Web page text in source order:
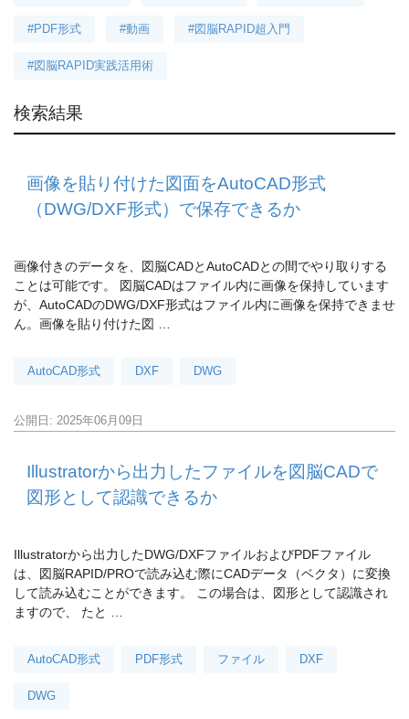
#PDF形式 #動画 #図脳RAPID超入門
#図脳RAPID実践活用術
検索結果
画像を貼り付けた図面をAutoCAD形式
（DWG/DXF形式）で保存できるか
画像付きのデータを、図脳CADとAutoCADとの間でやり取りする
ことは可能です。 図脳CADはファイル内に画像を保持しています
が、AutoCADのDWG/DXF形式はファイル内に画像を保持できませ
ん。画像を貼り付けた図 …
AutoCAD形式 DXF DWG
公開日: 2025年06月09日
Illustratorから出力したファイルを図脳CADで
図形として認識できるか
Illustratorから出力したDWG/DXFファイルおよびPDFファイル
は、図脳RAPID/PROで読み込む際にCADデータ（ベクタ）に変換
して読み込むことができます。 この場合は、図形として認識され
ますので、 たと …
AutoCAD形式 PDF形式 ファイル DXF
DWG